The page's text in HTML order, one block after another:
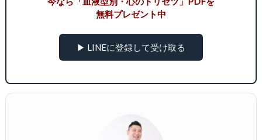
無料プレゼント中
▶ LINEに登録して受け取る